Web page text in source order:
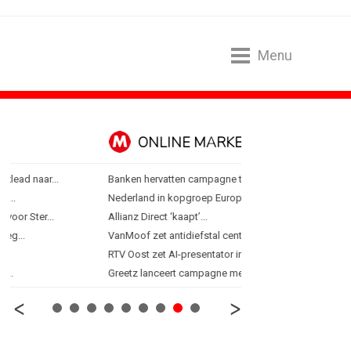
Menu
ONLINE MARKETING
Banken hervatten campagne tegen...
Nederland in kopgroep Europese...
Allianz Direct ‘kaapt’...
VanMoof zet antidiefstal centraal
RTV Oost zet AI-presentator in voor...
Greetz lanceert campagne met Roy...
Albert Heijn behoudt
Tata Consultancy
BMV verbindt naam aan
Olympisch schaatsen
Lego laat opnieuw